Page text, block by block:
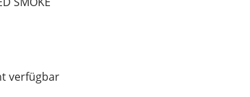
verfügbar